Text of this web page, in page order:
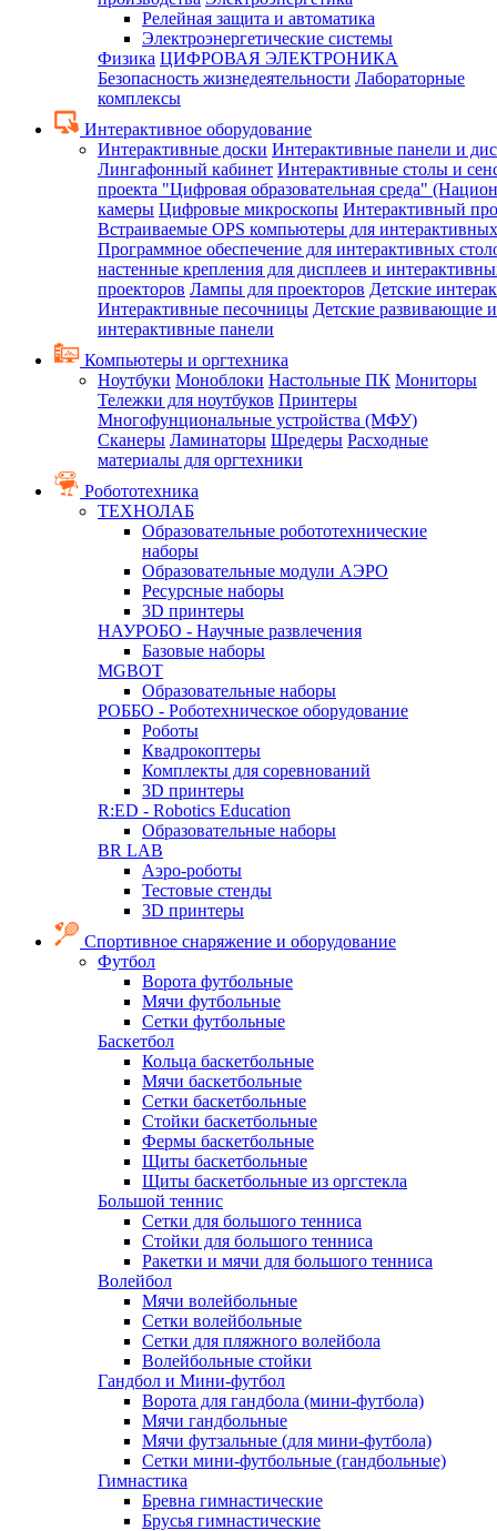
Релейная защита и автоматика
Электроэнергетические системы
Физика ЦИФРОВАЯ ЭЛЕКТРОНИКА
Безопасность жизнедеятельности Лабораторные
комплексы
Интерактивное оборудование
Интерактивные доски Интерактивные панели и
Лингафонный кабинет Интерактивные столы и
проекта "Цифровая образовательная среда"
камеры Цифровые микроскопы Интерактивный
Встраиваемые OPS компьютеры для
Программное обеспечение для интерактивных
настенные крепления для дисплеев и
проекторов Лампы для проекторов Детские
Интерактивные песочницы Детские развивающие
интерактивные панели
Компьютеры и оргтехника
Ноутбуки Моноблоки Настольные ПК Мониторы
Тележки для ноутбуков Принтеры
Многофунциональные устройства (МФУ)
Сканеры Ламинаторы Шредеры Расходные
материалы для оргтехники
Робототехника
ТЕХНОЛАБ
Образовательные робототехнические
наборы
Образовательные модули АЭРО
Ресурсные наборы
3D принтеры
НАУРОБО - Научные развлечения
Базовые наборы
MGBOT
Образовательные наборы
РОББО - Роботехническое оборудование
Роботы
Квадрокоптеры
Комплекты для соревнований
3D принтеры
R:ED - Robotics Education
Образовательные наборы
BR LAB
Аэро-роботы
Тестовые стенды
3D принтеры
Спортивное снаряжение и оборудование
Футбол
Ворота футбольные
Мячи футбольные
Сетки футбольные
Баскетбол
Кольца баскетбольные
Мячи баскетбольные
Сетки баскетбольные
Стойки баскетбольные
Фермы баскетбольные
Щиты баскетбольные
Щиты баскетбольные из оргстекла
Большой теннис
Сетки для большого тенниса
Стойки для большого тенниса
Ракетки и мячи для большого тенниса
Волейбол
Мячи волейбольные
Сетки волейбольные
Сетки для пляжного волейбола
Волейбольные стойки
Гандбол и Мини-футбол
Ворота для гандбола (мини-футбола)
Мячи гандбольные
Мячи футзальные (для мини-футбола)
Сетки мини-футбольные (гандбольные)
Гимнастика
Бревна гимнастические
Брусья гимнастические